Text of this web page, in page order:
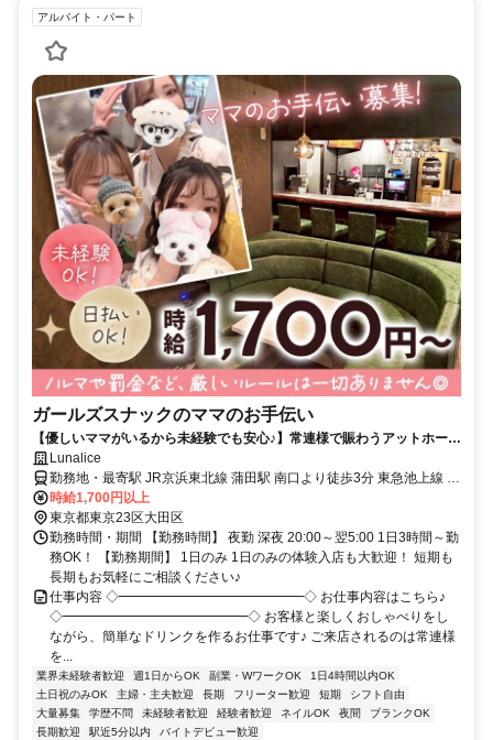
アルバイト・パート
ガールズスナックのママのお手伝い
【優しいママがいるから未経験でも安心♪】常連様で賑わうアットホーム
なガールズスナック《Lunalice》
Lunalice
勤務地・最寄駅 JR京浜東北線 蒲田駅 南口より徒歩3分 東急池上線 蒲
田駅 徒歩3分 東急池上線 蓮沼駅 徒歩8分
時給1,700円以上
東京都東京23区大田区
勤務時間・期間 【勤務時間】 夜勤 深夜 20:00～翌5:00 1日3時間～勤
務OK！ 【勤務期間】 1日のみ 1日のみの体験入店も大歓迎！ 短期も
長期もお気軽にご相談ください♪
仕事内容 ◇━━━━━━━━━━━━━━◇ お仕事内容はこちら♪
◇━━━━━━━━━━━━━━◇ お客様と楽しくおしゃべりをし
ながら、簡単なドリンクを作るお仕事です♪ ご来店されるのは常連様
を...
業界未経験者歓迎 週1日からOK 副業・WワークOK
1日4時間以内OK
土日祝のみOK
主婦・主夫歓迎 長期 フリーター歓迎 短期
シフト自由
大量募集
学歴不問 未経験者歓迎 経験者歓迎 ネイルOK 夜間
ブランクOK
長期歓迎
駅近5分以内 バイトデビュー歓迎